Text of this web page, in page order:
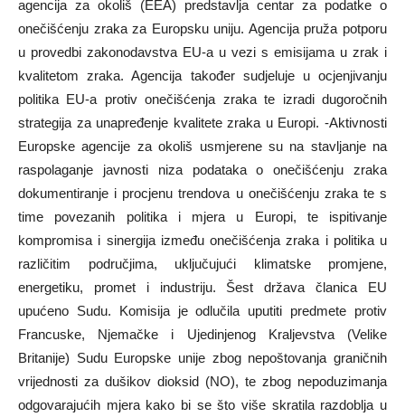
agencija za okoliš (EEA) predstavlja centar za podatke o
onečišćenju zraka za Europsku uniju. Agencija pruža potporu
u provedbi zakonodavstva EU-a u vezi s emisijama u zrak i
kvalitetom zraka. Agencija također sudjeluje u ocjenjivanju
politika EU-a protiv onečišćenja zraka te izradi dugoročnih
strategija za unapređenje kvalitete zraka u Europi. -Aktivnosti
Europske agencije za okoliš usmjerene su na stavljanje na
raspolaganje javnosti niza podataka o onečišćenju zraka
dokumentiranje i procjenu trendova u onečišćenju zraka te s
time povezanih politika i mjera u Europi, te ispitivanje
kompromisa i sinergija između onečišćenja zraka i politika u
različitim područjima, uključujući klimatske promjene,
energetiku, promet i industriju. Šest država članica EU
upućeno Sudu. Komisija je odlučila uputiti predmete protiv
Francuske, Njemačke i Ujedinjenog Kraljevstva (Velike
Britanije) Sudu Europske unije zbog nepoštovanja graničnih
vrijednosti za dušikov dioksid (NO), te zbog nepoduzimanja
odgovarajućih mjera kako bi se što više skratila razdoblja u